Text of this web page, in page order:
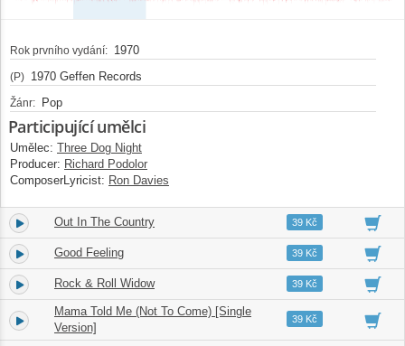
Rok prvního vydání: 1970
(P) 1970 Geffen Records
Žánr: Pop
Participující umělci
Umělec: Three Dog Night
Producer: Richard Podolor
ComposerLyricist: Ron Davies
4. Out In The Country 03:0739 Kč
5. Good Feeling 03:3339 Kč
6. Rock & Roll Widow 02:5639 Kč
7.
Mama Told Me (Not To Come) [Single
Version]
03:1939 Kč